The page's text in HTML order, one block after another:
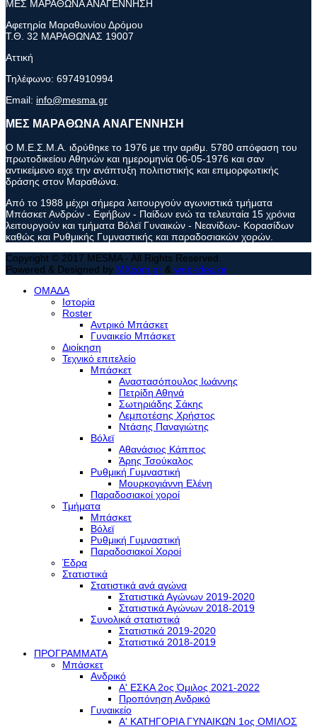
ΜΕΣ ΜΑΡΑΘΩΝΑ ΑΝΑΓΕΝΝΗΣΗ
Αφετηρία Μαραθωνίου Δρόμου
Τ.Θ. 32 ΜΑΡΑΘΩΝΑΣ 19007
Αττική
Τηλέφωνο: 6974910994
Email: info@mesma.gr
ΜΕΣ ΜΑΡΑΘΩΝΑ ΑΝΑΓΕΝΝΗΣΗ
Ο Μ.Ε.Σ.Μ.Α. ιδρύθηκε το 1976 με την αριθμ. 5780 απόφαση του
πρωτοδικείου Αθηνών και ημερομηνία 06-05-1976 και σαν
αντικείμενο ειχε την ανάπτυξη πολιτιστικής και επιμορφωτικής
δράσης στον Μαραθώνα.
Από το 1988 μέχρι σήμερα λειτουργούν αγωνιστικά τμήματα
Μπάσκετ Ανδρών - Εφήβων - Παίδων ενώ τα τελευταία 15 χρόνια
λειτουργούν και τμήματα Βόλεϊ Γυναικών - Νεανίδων- Κορασίδων
καθώς και Ρυθμικής Γυμναστικής και παραδοσιακών χορών.
Copyright © 2017 MESMA - All Rights Reserved.
Powered & Designed by MXcom.gr & web-idea.gr
ΟΜΑΔΑ
Ιστορία
Roster
Αντρικό Μπάσκετ
Γυναικείο Μπάσκετ
Διοίκηση
Τεχνικό επιτελείο
Μπάσκετ
Αναστασόπουλος Ιωάννης
Πετρίδη Αθηνά
Σωτηριάδης Σάκης
Λεμποτέσης Χρήστος
Ντάσης Παναγιώτης
Βόλεϊ
Αθανάσιος Κάππος
Άρης Τσούκαλος
Ρυθμική Γυμναστική
Μουρκογιάννη Ελένη
Παραδοσιακοί χοροί
Τμήματα
Μπάσκετ
Βόλεϊ
Ρυθμική Γυμναστική
Παραδοσιακοί Χοροί
Έδρα
Στατιστικά
Στατιστικά ανά αγώνα
Στατιστικά Αγώνων 2019-2020
Στατιστικά Αγώνων 2018-2019
Συνολικά στατιστικά
Στατιστικά 2019-2020
Στατιστικά 2018-2019
ΠΡΟΓΡΑΜΜΑΤΑ
Μπάσκετ
Ανδρικό
Α' ΕΣΚΑ 2ος Όμιλος 2021-2022
Προπόνηση Ανδρικό
Γυναικείο
Α' ΚΑΤΗΓΟΡΙΑ ΓΥΝΑΙΚΩΝ 1ος ΟΜΙΛΟΣ